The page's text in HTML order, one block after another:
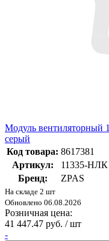
Модуль вентиляторный
серый
Код товара: 8617381
Артикул:
11335-НЛК
Бренд:
ZPAS
На складе 2 шт
Обновлено 06.08.2026
Розничная цена:
41 447.47 руб. / шт
-